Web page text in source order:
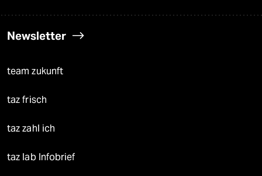
Newsletter
team zukunft
taz frisch
taz zahl ich
taz lab Infobrief